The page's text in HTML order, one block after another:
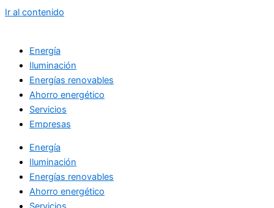
Ir al contenido
Energía
Iluminación
Energías renovables
Ahorro energético
Servicios
Empresas
Energía
Iluminación
Energías renovables
Ahorro energético